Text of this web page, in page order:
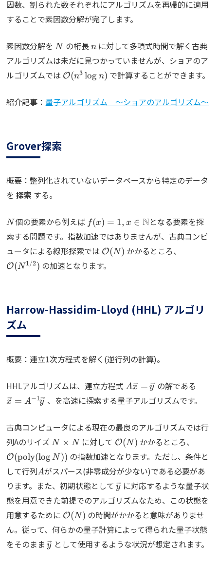
因数、割られた数それぞれにアルゴリズムを再帰的に適用
することで素因数分解が完了します。
素因数分解をN
N の桁長n
nに対して多項式時間で解く古典
アルゴリズムは未だに見つかっていませんが、ショアのア
ルゴリズムでは \mathcal{O}
(n^3\log n)
O(n3 log n) で計算することができます。
紹介記事： 量子アルゴリズム ～ショアのアルゴリズム～
Grover探索
概要：整列化されていないデータベースから特定のデータ
を探索 する。
N
N 個の要素から例えば f(x)=1, x\in
\mathbb{N}
f(x) = 1, x ∈ Nとなる要素を探
索する問題です。指数加速ではありませんが、古典コンピ
ュータによる線形探索では \mathcal{O}
(N)
O(N) かかるところ、
O(N1/2) の加速となります。
Harrow-Hassidim-Lloyd (HHL) アルゴリ
ズム
概要：連立1次方程式を解く(逆行列の計算)。
HHLアルゴリズムは、連立方程式 A\vec{x}=\vec{y}
Ax = y の解である
x = A−1y 、を高速に探索する量子アルゴリズムです。
古典コンピュータによる現在の最良のアルゴリズムでは行
列AのサイズN\times
N
N × N に対して \mathcal{O}
(N)
O(N) かかるところ、
(\log
O(poly(logN )) の指数加速となります。ただし、条件と
して行列 A
Aがスパース(非零成分が少ない)である必要があ
ります。また、初期状態として\vec{y}
y に対応するような量子状
態を用意できた前提でのアルゴリズムなため、この状態を
用意するために \mathcal{O}
(N)
O(N) の時間がかかると意味がありませ
ん。従って、何らかの量子計算によって得られた量子状態
をそのまま\vec{y}
y として使用するような状況が想定されます。